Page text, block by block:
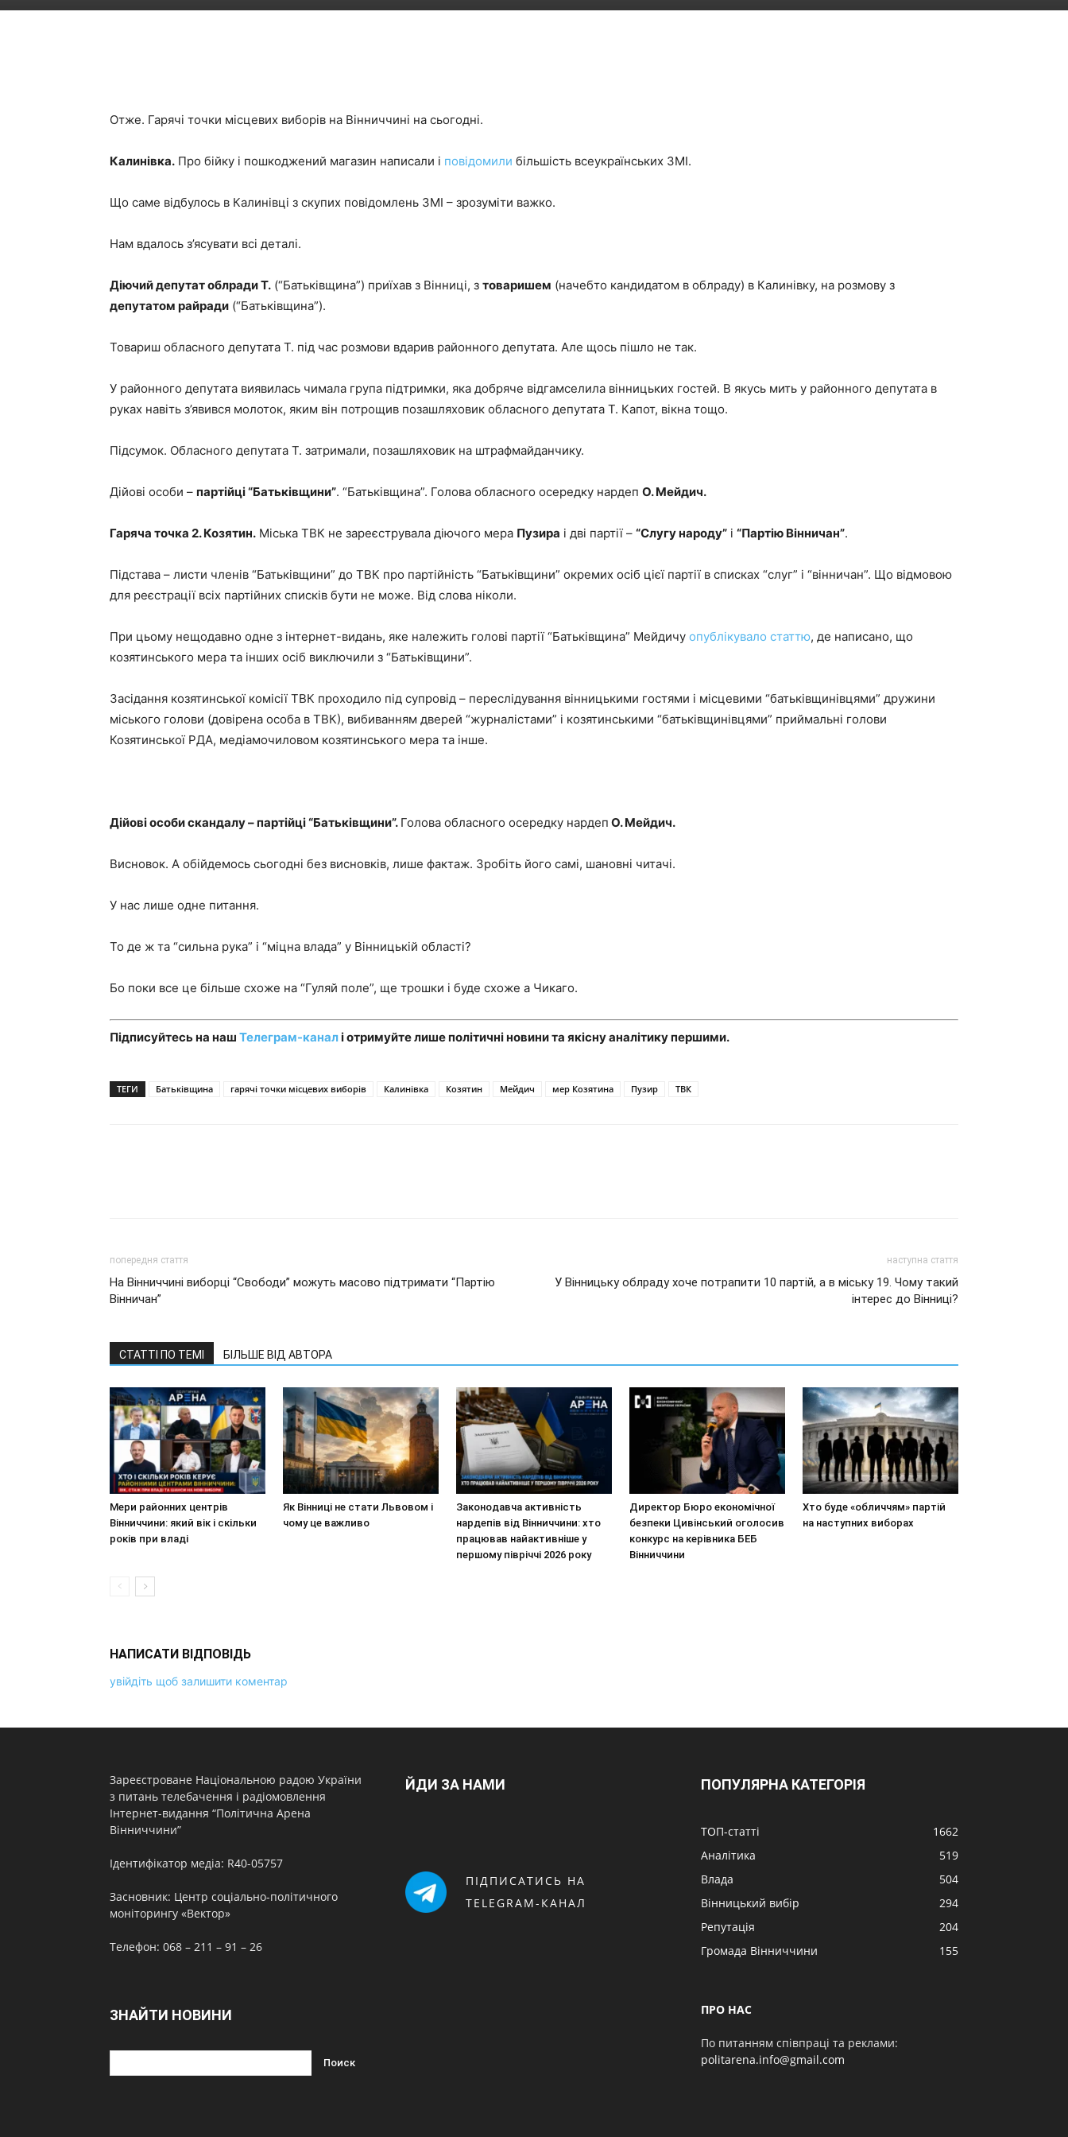
​​Отже. Гарячі точки місцевих виборів на Вінниччині на сьогодні.
Калинівка. Про бійку і пошкоджений магазин написали і повідомили більшість всеукраїнських ЗМІ.
Що саме відбулось в Калинівці з скупих повідомлень ЗМІ – зрозуміти важко.
Нам вдалось з’ясувати всі деталі.
Діючий депутат облради Т. (“Батьківщина”) приїхав з Вінниці, з товаришем (начебто кандидатом в облраду) в Калинівку, на розмову з
депутатом райради (“Батьківщина”).
Товариш обласного депутата Т. під час розмови вдарив районного депутата. Але щось пішло не так.
У районного депутата виявилась чимала група підтримки, яка добряче відгамселила вінницьких гостей. В якусь мить у районного депутата в
руках навіть з’явився молоток, яким він потрощив позашляховик обласного депутата Т. Капот, вікна тощо.
Підсумок. Обласного депутата Т. затримали, позашляховик на штрафмайданчику.
Дійові особи – партійці “Батьківщини”. “Батьківщина”. Голова обласного осередку нардеп О. Мейдич.
Гаряча точка 2. Козятин. Міська ТВК не зареєструвала діючого мера Пузира і дві партії – “Слугу народу” і “Партію Вінничан”.
Підстава – листи членів “Батьківщини” до ТВК про партійність “Батьківщини” окремих осіб цієї партії в списках “слуг” і “вінничан”. Що відмовою
для реєстрації всіх партійних списків бути не може. Від слова ніколи.
При цьому нещодавно одне з інтернет-видань, яке належить голові партії “Батьківщина” Мейдичу опублікувало статтю, де написано, що
козятинського мера та інших осіб виключили з “Батьківщини”.
Засідання козятинської комісії ТВК проходило під супровід – переслідування вінницькими гостями і місцевими “батьківщинівцями” дружини
міського голови (довірена особа в ТВК), вибиванням дверей “журналістами” і козятинськими “батьківщинівцями” приймальні голови
Козятинської РДА, медіамочиловом козятинського мера та інше.
Дійові особи скандалу – партійці “Батьківщини”. Голова обласного осередку нардеп О. Мейдич.
Висновок. А обійдемось сьогодні без висновків, лише фактаж. Зробіть його самі, шановні читачі.
У нас лише одне питання.
То де ж та “сильна рука” і “міцна влада” у Вінницькій області?
Бо поки все це більше схоже на “Гуляй поле”, ще трошки і буде схоже а Чикаго.
Підписуйтесь на наш Телеграм-каналі отримуйте лише політичні новини та якісну аналітику першими.
ТЕГИ Батьківщина гарячі точки місцевих виборів Калинівка Козятин Мейдич мер Козятина Пузир ТВК
попередня стаття
На Вінниччині виборці “Свободи” можуть масово підтримати “Партію
Вінничан”
наступна стаття
У Вінницьку облраду хоче потрапити 10 партій, а в міську 19. Чому такий
інтерес до Вінниці?
СТАТТІ ПО ТЕМІ БІЛЬШЕ ВІД АВТОРА
Мери районних центрів
Вінниччини: який вік і скільки
років при владі
Як Вінниці не стати Львовом і
чому це важливо
Законодавча активність
нардепів від Вінниччини: хто
працював найактивніше у
першому півріччі 2026 року
Директор Бюро економічної
безпеки Цивінський оголосив
конкурс на керівника БЕБ
Вінниччини
Хто буде «обличчям» партій
на наступних виборах
НАПИСАТИ ВІДПОВІДЬ
увійдіть щоб залишити коментар
Зареєстроване Національною радою України
з питань телебачення і радіомовлення
Інтернет-видання “Політична Арена
Вінниччини”
Ідентифікатор медіа: R40-05757
Засновник: Центр соціально-політичного
моніторингу «Вектор»
Телефон: 068 – 211 – 91 – 26
ЗНАЙТИ НОВИНИ
ЙДИ ЗА НАМИ
ПІДПИСАТИСЬ НА
TELEGRAM-КАНАЛ
ПОПУЛЯРНА КАТЕГОРІЯ
ТОП-статті
1662
Аналітика
519
Влада
504
Вінницький вибір
294
Репутація
204
Громада Вінниччини
155
ПРО НАС
По питанням співпраці та реклами:
politarena.info@gmail.com